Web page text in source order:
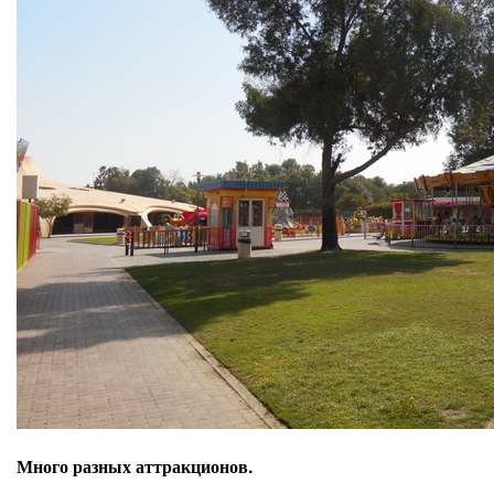
Много разных аттракционов.